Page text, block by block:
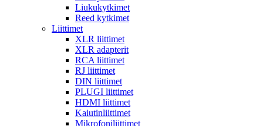
Liukukytkimet
Reed kytkimet
Liittimet
XLR liittimet
XLR adapterit
RCA liittimet
RJ liittimet
DIN liittimet
PLUGI liittimet
HDMI liittimet
Kaiutinliittimet
Mikrofoniliittimet